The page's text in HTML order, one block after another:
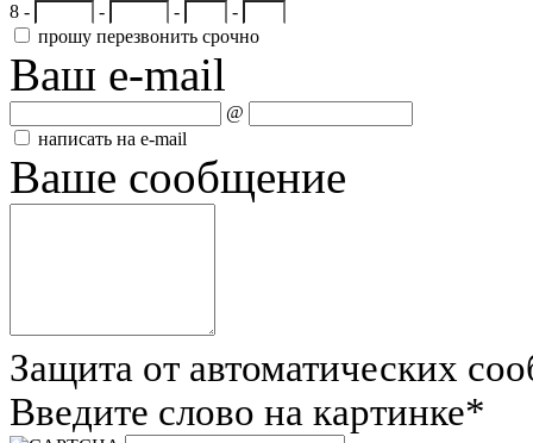
8 - - -
-
прошу перезвонить срочно
Ваш e-mail
@
написать на e-mail
Ваше сообщение
Защита от автоматических
Введите слово на картинке*